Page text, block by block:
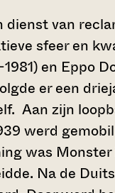
van
sfeer en
en Eppo
er een
Aan zijn
werd
was
Na de